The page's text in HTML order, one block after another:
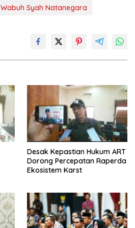
Wabuh Syah Natanegara
Desak Kepastian Hukum ART
Dorong Percepatan Raperda
Ekosistem Karst